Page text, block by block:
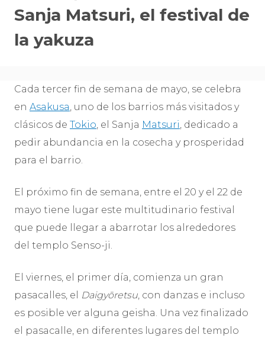
Sanja Matsuri, el festival de
la yakuza
Cada tercer fin de semana de mayo, se celebra
en Asakusa, uno de los barrios más visitados y
clásicos de Tokio, el Sanja Matsuri, dedicado a
pedir abundancia en la cosecha y prosperidad
para el barrio.
El próximo fin de semana, entre el 20 y el 22 de
mayo tiene lugar este multitudinario festival
que puede llegar a abarrotar los alrededores
del templo Senso-ji.
El viernes, el primer día, comienza un gran
pasacalles, el
Daigyōretsu, con danzas e incluso
es posible ver alguna geisha. Una vez finalizado
el pasacalle, en diferentes lugares del templo